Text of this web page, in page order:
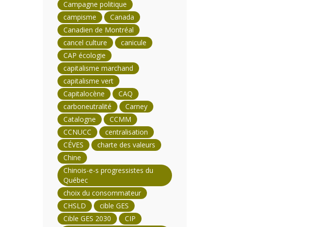
Campagne politique
campisme
Canada
Canadien de Montréal
cancel culture
canicule
CAP écologie
capitalisme marchand
capitalisme vert
Capitalocène
CAQ
carboneutralité
Carney
Catalogne
CCMM
CCNUCC
centralisation
CÉVES
charte des valeurs
Chine
Chinois-e-s progressistes du
Québec
choix du consommateur
CHSLD
cible GES
Cible GES 2030
CIP